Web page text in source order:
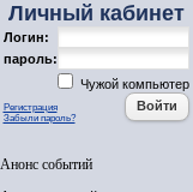
Личный кабинет
Логин:
пароль:
Чужой компьютер
Регистрация
Забыли пароль?
Анонс событий